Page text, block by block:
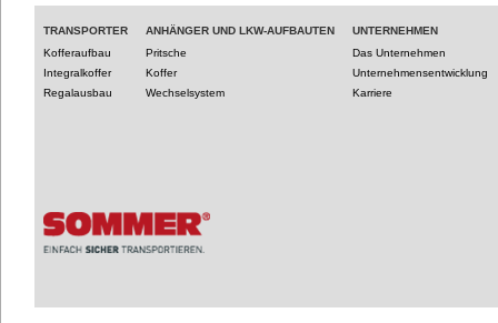
TRANSPORTER
Kofferaufbau
Integralkoffer
Regalausbau
ANHÄNGER UND LKW-AUFBAUTEN
Pritsche
Koffer
Wechselsystem
UNTERNEHMEN
Das Unternehmen
Unternehmensentwicklung
Karriere